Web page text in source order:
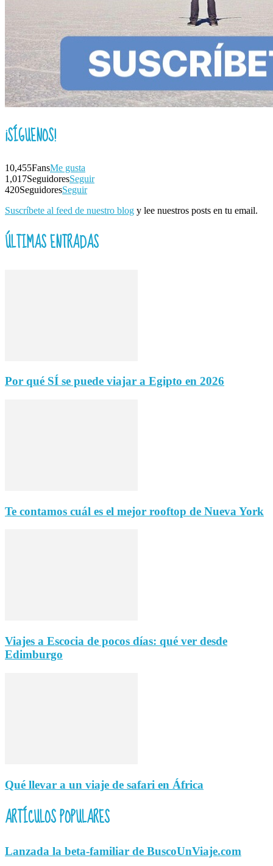
¡SÍGUENOS!
10,455FansMe gusta
1,017SeguidoresSeguir
420SeguidoresSeguir
Suscríbete al feed de nuestro blog y lee nuestros posts en tu email.
ÚLTIMAS ENTRADAS
Por qué SÍ se puede viajar a Egipto en 2026
Te contamos cuál es el mejor rooftop de Nueva York
Viajes a Escocia de pocos días: qué ver desde
Edimburgo
Qué llevar a un viaje de safari en África
ARTÍCULOS POPULARES
Lanzada la beta-familiar de BuscoUnViaje.com